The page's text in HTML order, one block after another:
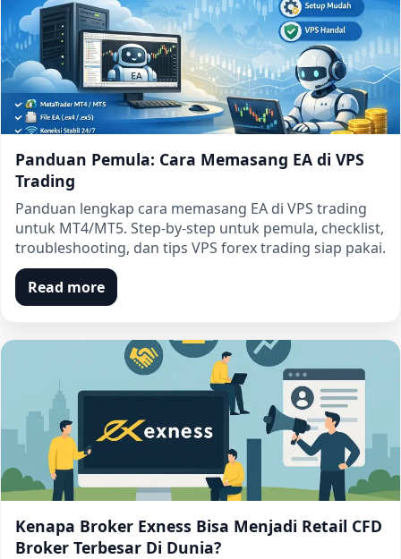
Panduan Pemula: Cara Memasang EA di VPS
Trading
Panduan lengkap cara memasang EA di VPS trading
untuk MT4/MT5. Step-by-step untuk pemula, checklist,
troubleshooting, dan tips VPS forex trading siap pakai.
Read more
Kenapa Broker Exness Bisa Menjadi Retail CFD
Broker Terbesar Di Dunia?